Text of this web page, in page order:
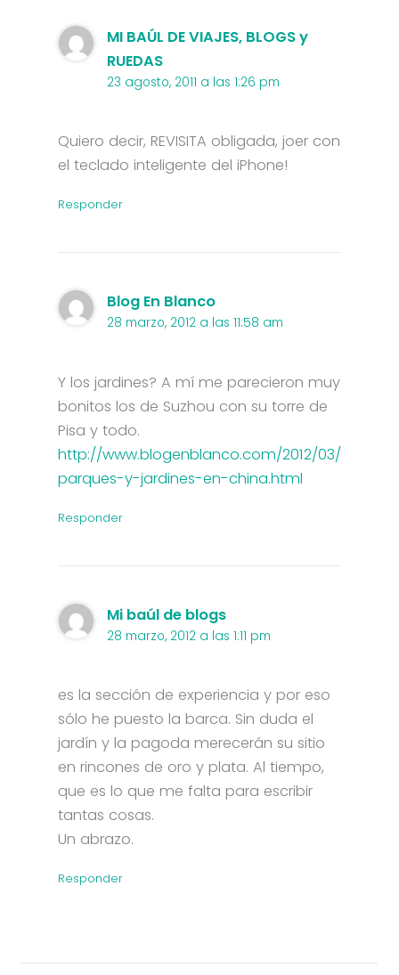
MI BAÚL DE VIAJES, BLOGS y
RUEDAS
23 agosto, 2011 a las 1:26 pm
Quiero decir, REVISITA obligada, joer con
el teclado inteligente del iPhone!
Responder
Blog En Blanco
28 marzo, 2012 a las 11:58 am
Y los jardines? A mí me parecieron muy
bonitos los de Suzhou con su torre de
Pisa y todo.
http://www.blogenblanco.com/2012/03/
parques-y-jardines-en-china.html
Responder
Mi baúl de blogs
28 marzo, 2012 a las 1:11 pm
es la sección de experiencia y por eso
sólo he puesto la barca. Sin duda el
jardín y la pagoda merecerán su sitio
en rincones de oro y plata. Al tiempo,
que es lo que me falta para escribir
tantas cosas.
Un abrazo.
Responder